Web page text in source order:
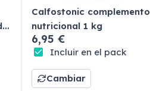
Calfostonic complemento
nutricional 1 kg
6,95 €
Incluir en el pack
Cambiar